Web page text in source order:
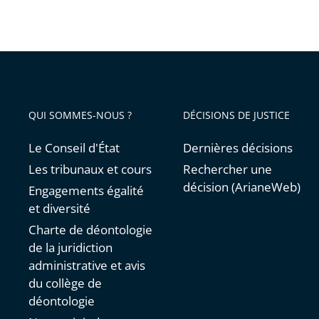
QUI SOMMES-NOUS ?
Le Conseil d'État
Les tribunaux et cours
Engagements égalité
et diversité
Charte de déontologie
de la juridiction
administrative et avis
du collège de
déontologie
DÉCISIONS DE JUSTICE
Dernières décisions
Rechercher une
décision (ArianeWeb)